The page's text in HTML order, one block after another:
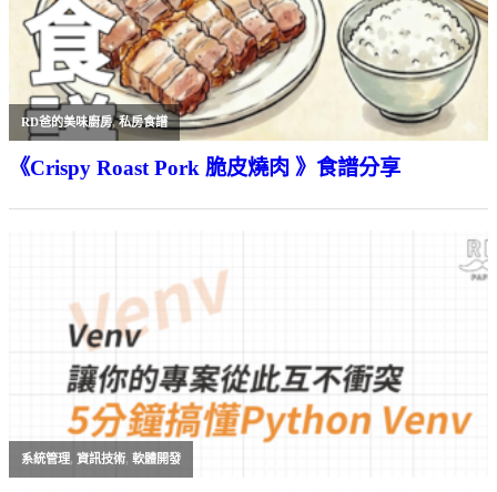
RD爸的美味廚房,私房食譜
《Crispy Roast Pork 脆皮燒肉 》食譜分享
系統管理,資訊技術,軟體開發